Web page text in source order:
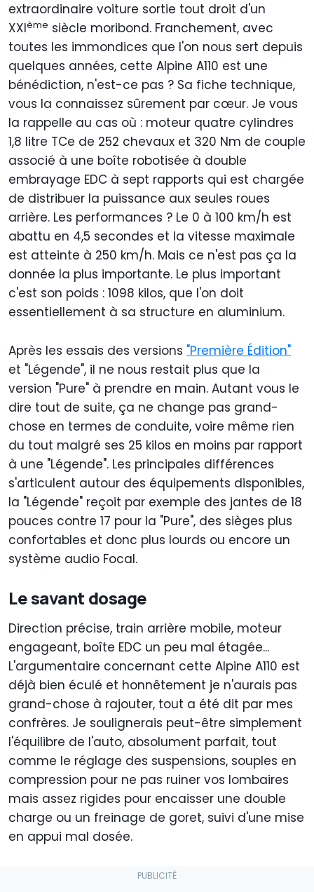
extraordinaire voiture sortie tout droit d'un
XXIème siècle moribond. Franchement, avec
toutes les immondices que l'on nous sert depuis
quelques années, cette Alpine A110 est une
bénédiction, n'est-ce pas ? Sa fiche technique,
vous la connaissez sûrement par cœur. Je vous
la rappelle au cas où : moteur quatre cylindres
1,8 litre TCe de 252 chevaux et 320 Nm de couple
associé à une boîte robotisée à double
embrayage EDC à sept rapports qui est chargée
de distribuer la puissance aux seules roues
arrière. Les performances ? Le 0 à 100 km/h est
abattu en 4,5 secondes et la vitesse maximale
est atteinte à 250 km/h. Mais ce n'est pas ça la
donnée la plus importante. Le plus important
c'est son poids : 1098 kilos, que l'on doit
essentiellement à sa structure en aluminium.
Après les essais des versions "Première Édition"
et "Légende", il ne nous restait plus que la
version "Pure" à prendre en main. Autant vous le
dire tout de suite, ça ne change pas grand-
chose en termes de conduite, voire même rien
du tout malgré ses 25 kilos en moins par rapport
à une "Légende". Les principales différences
s'articulent autour des équipements disponibles,
la "Légende" reçoit par exemple des jantes de 18
pouces contre 17 pour la "Pure", des sièges plus
confortables et donc plus lourds ou encore un
système audio Focal.
Le savant dosage
Direction précise, train arrière mobile, moteur
engageant, boîte EDC un peu mal étagée...
L'argumentaire concernant cette Alpine A110 est
déjà bien éculé et honnêtement je n'aurais pas
grand-chose à rajouter, tout a été dit par mes
confrères. Je soulignerais peut-être simplement
l'équilibre de l'auto, absolument parfait, tout
comme le réglage des suspensions, souples en
compression pour ne pas ruiner vos lombaires
mais assez rigides pour encaisser une double
charge ou un freinage de goret, suivi d'une mise
en appui mal dosée.